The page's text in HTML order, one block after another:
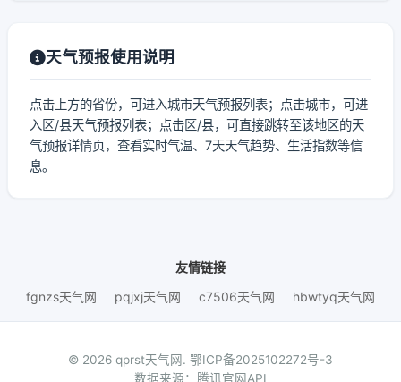
天气预报使用说明
点击上方的省份，可进入城市天气预报列表；点击城市，可进
入区/县天气预报列表；点击区/县，可直接跳转至该地区的天
气预报详情页，查看实时气温、7天天气趋势、生活指数等信
息。
友情链接
fgnzs天气网
pqjxj天气网 c7506天气网 hbwtyq天气网
© 2026 qprst天气网. 鄂ICP备2025102272号-3
数据来源：腾讯官网API